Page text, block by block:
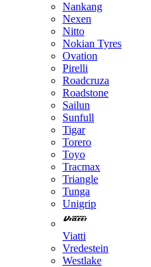
Nankang
Nexen
Nitto
Nokian Tyres
Ovation
Pirelli
Roadcruza
Roadstone
Sailun
Sunfull
Tigar
Torero
Toyo
Tracmax
Triangle
Tunga
Unigrip
Viatti
Vredestein
Westlake